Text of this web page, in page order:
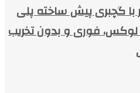
با گچبری پیش ساخته پلی
لوکس، فوری و بدون تخریب